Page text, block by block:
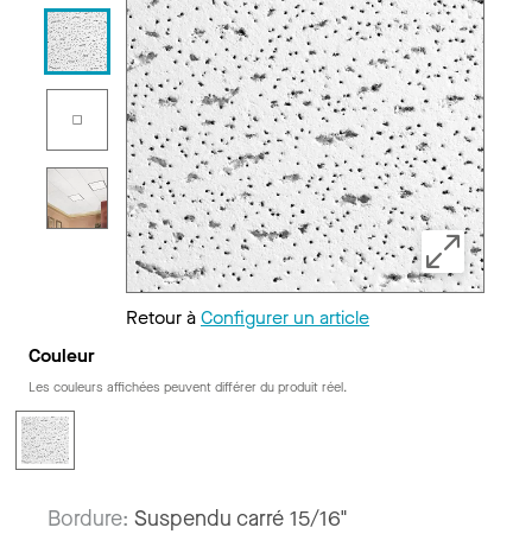
Retour àConfigurer un article
Couleur
Les couleurs affichées peuvent différer du produit réel.
Bordure: Suspendu carré 15/16"